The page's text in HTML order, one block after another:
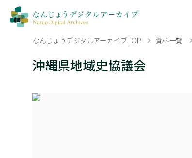
なんじょうデジタルアーカイブTOP 資料一覧
沖縄県地域史協議会